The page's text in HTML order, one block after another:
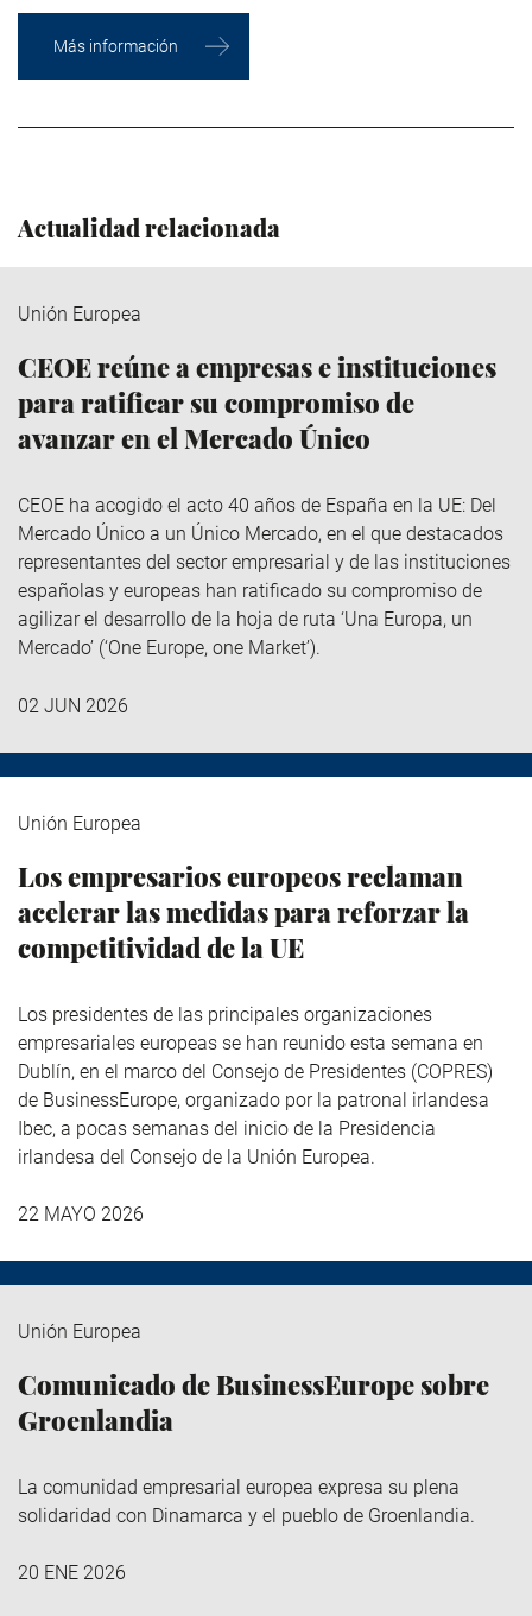
Más información
Actualidad relacionada
Unión Europea
CEOE reúne a empresas e instituciones
para ratificar su compromiso de
avanzar en el Mercado Único
CEOE ha acogido el acto 40 años de España en la UE: Del
Mercado Único a un Único Mercado, en el que destacados
representantes del sector empresarial y de las instituciones
españolas y europeas han ratificado su compromiso de
agilizar el desarrollo de la hoja de ruta ‘Una Europa, un
Mercado’ (‘One Europe, one Market’).
02 JUN 2026
Unión Europea
Los empresarios europeos reclaman
acelerar las medidas para reforzar la
competitividad de la UE
Los presidentes de las principales organizaciones
empresariales europeas se han reunido esta semana en
Dublín, en el marco del Consejo de Presidentes (COPRES)
de BusinessEurope, organizado por la patronal irlandesa
Ibec, a pocas semanas del inicio de la Presidencia
irlandesa del Consejo de la Unión Europea.
22 MAYO 2026
Unión Europea
Comunicado de BusinessEurope sobre
Groenlandia
La comunidad empresarial europea expresa su plena
solidaridad con Dinamarca y el pueblo de Groenlandia.
20 ENE 2026